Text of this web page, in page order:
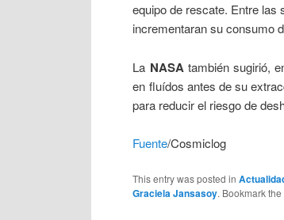
equipo de rescate. Entre las
incrementaran su consumo
La NASA también sugirió,
en fluídos antes de su
para reducir el riesgo de
Fuente/Cosmiclog
This entry was posted in
Graciela Jansasoy. Bookmark the